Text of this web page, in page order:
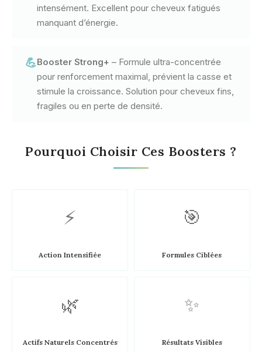
intensément. Excellent pour cheveux fatigués
manquant d’énergie.
💪Booster Strong+ – Formule ultra-concentrée
pour renforcement maximal, prévient la casse et
stimule la croissance. Solution pour cheveux fins,
fragiles ou en perte de densité.
Pourquoi Choisir Ces Boosters ?
⚡
Action Intensifiée
🎯
Formules Ciblées
🌿
Actifs Naturels Concentrés
✨
Résultats Visibles